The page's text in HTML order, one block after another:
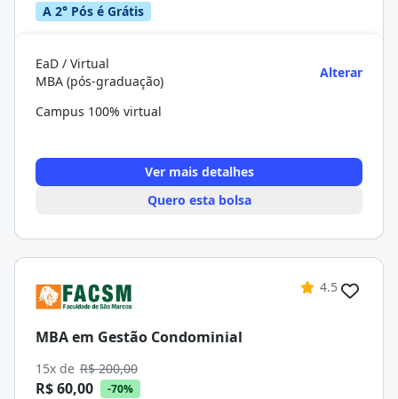
A 2° Pós é Grátis
EaD / Virtual
MBA (pós-graduação)
Alterar
Campus 100% virtual
Ver mais detalhes
Quero esta bolsa
4.5
MBA em Gestão Condominial
15x de R$ 200,00
R$ 60,00 -70%